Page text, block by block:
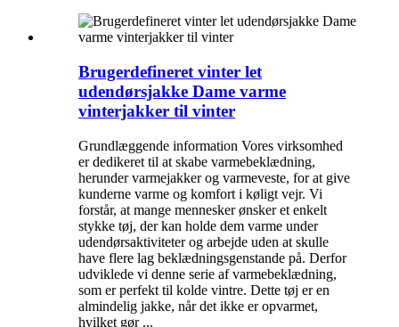
Brugerdefineret vinter let
udendørsjakke Dame varme
vinterjakker til vinter
Grundlæggende information Vores virksomhed
er dedikeret til at skabe varmebeklædning,
herunder varmejakker og varmeveste, for at give
kunderne varme og komfort i køligt vejr. Vi
forstår, at mange mennesker ønsker et enkelt
stykke tøj, der kan holde dem varme under
udendørsaktiviteter og arbejde uden at skulle
have flere lag beklædningsgenstande på. Derfor
udviklede vi denne serie af varmebeklædning,
som er perfekt til kolde vintre. Dette tøj er en
almindelig jakke, når det ikke er opvarmet,
hvilket gør ...